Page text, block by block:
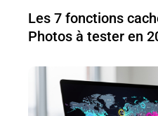
Les 7 fonctions
Photos à tester en